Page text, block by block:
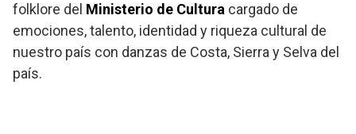
folklore del Ministerio de Cultura cargado de
emociones, talento, identidad y riqueza cultural de
nuestro país con danzas de Costa, Sierra y Selva del
país.